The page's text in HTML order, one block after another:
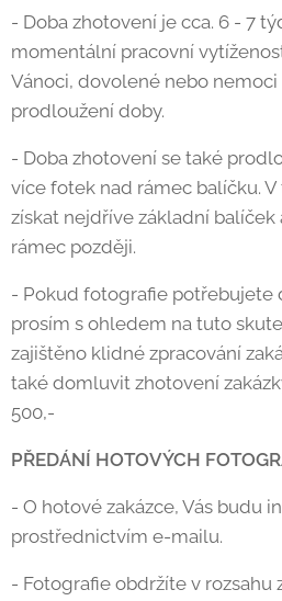
- Doba zhotovení je cca. 6 - 7
momentální pracovní
Vánoci, dovolené nebo
prodloužení doby.
- Doba zhotovení se také
více fotek nad rámec balíčku.
získat nejdříve základní balíček
rámec později.
- Pokud fotografie potřebujete
prosím s ohledem na tuto
zajištěno klidné zpracování
také domluvit zhotovení
500,-
PŘEDÁNÍ HOTOVÝCH
- O hotové zakázce, Vás budu
prostřednictvím e-mailu.
- Fotografie obdržíte v rozsahu